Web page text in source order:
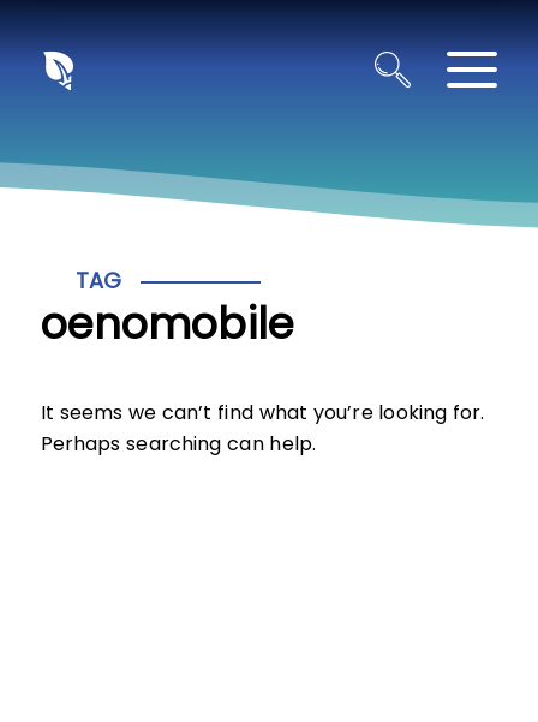
TAG
oenomobile
It seems we can’t find what you’re looking for.
Perhaps searching can help.
Panneau de gestion des cookies